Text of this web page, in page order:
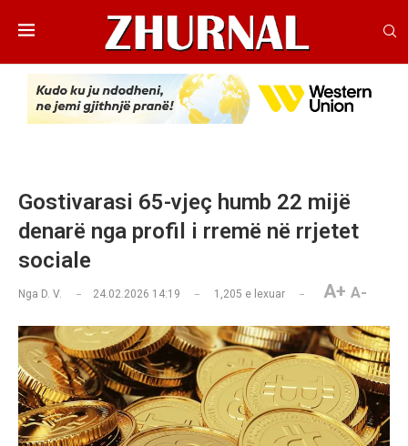
Gostivarasi 65-vjeç humb 22 mijë
denarë nga profil i rremë në rrjetet
sociale
Nga D. V. 24.02.2026 14:19 1,205 e lexuar A+ A-